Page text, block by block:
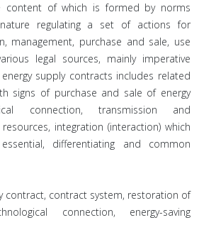
content of which is formed by norms
regulating a set of actions for
management, purchase and sale, use
legal sources, mainly imperative
supply contracts includes related
signs of purchase and sale of energy
connection, transmission and
integration (interaction) which
differentiating and common
contract, contract system, restoration of
connection, energy-saving